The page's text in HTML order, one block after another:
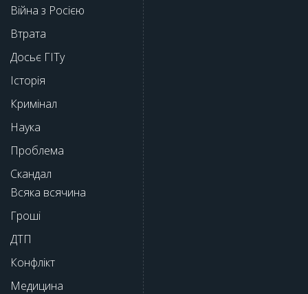
Війна з Росією
Втрата
Досьє ГІТу
Історія
Кримінал
Наука
Проблема
Скандал
Всяка всячина
Гроші
ДТП
Конфлікт
Медицина